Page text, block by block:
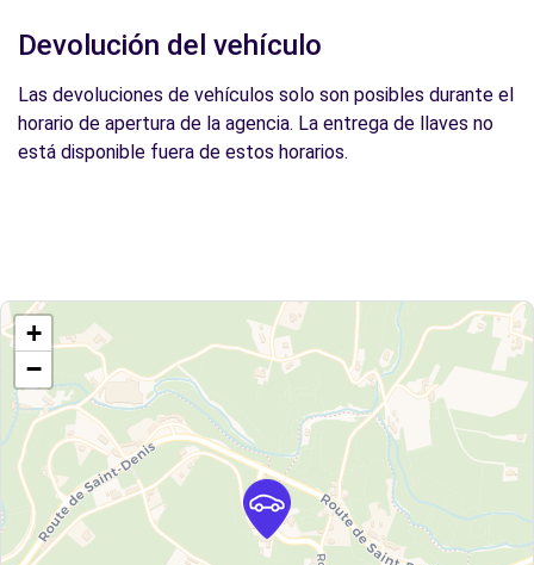
Devolución del vehículo
Las devoluciones de vehículos solo son posibles durante el
horario de apertura de la agencia. La entrega de llaves no
está disponible fuera de estos horarios.
+
−